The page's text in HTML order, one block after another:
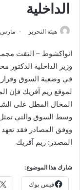
الداخلية
هيئة التحرير مارس 21, 2020
انواكشوط – التقت
وزير الداخلية الدكتور
في وضعية السوق
لموقع ريم آفريك فإن
المحال المطل على
وسط السوق والتي
ووفق المصادر فقد
المصدر: ريم آفريك
شارك هذا الموضوع:
فيس بوك